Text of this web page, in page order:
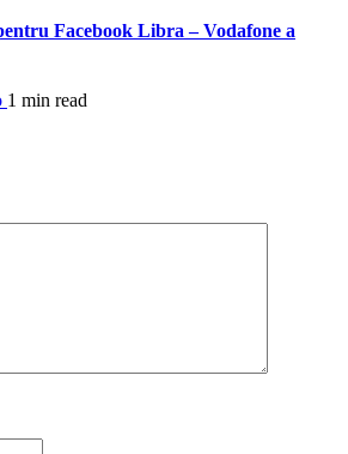
Facebook Libra – Vodafone a
1 min read